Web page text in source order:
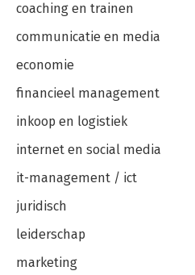
coaching en trainen
communicatie en media
economie
financieel management
inkoop en logistiek
internet en social media
it-management / ict
juridisch
leiderschap
marketing